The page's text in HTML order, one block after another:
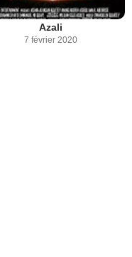
Azali
7 février 2020